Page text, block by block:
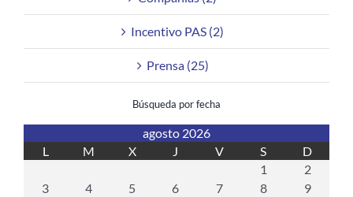
Incentivo PAS (2)
Prensa (25)
Búsqueda por fecha
agosto 2026
L
M X J V S
D
1
2
3
4 5 6 7 8
9